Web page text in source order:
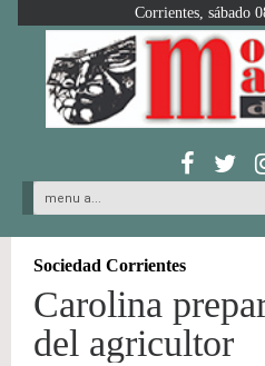
Corrientes, sábado
Sociedad Corrientes
Carolina
del agricultor